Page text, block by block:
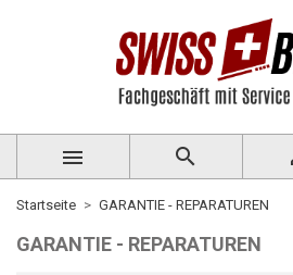
 
Startseite GARANTIE - REPARATUREN
GARANTIE - REPARATUREN